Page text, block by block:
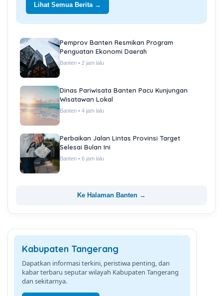
Lihat Semua Berita →
Pemprov Banten Resmikan Program
Penguatan Ekonomi Daerah
Banten • 2 jam lalu
Dinas Pariwisata Banten Pacu Kunjungan
Wisatawan Lokal
Banten • 4 jam lalu
Perbaikan Jalan Lintas Provinsi Target
Selesai Bulan Ini
Banten • 6 jam lalu
Ke Halaman Banten →
Kabupaten Tangerang
Dapatkan informasi terkini, peristiwa penting, dan
kabar terbaru seputar wilayah Kabupaten Tangerang
dan sekitarnya.